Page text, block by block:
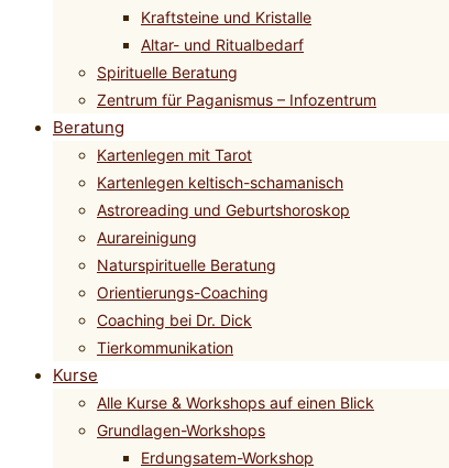
Kraftsteine und Kristalle
Altar- und Ritualbedarf
Spirituelle Beratung
Zentrum für Paganismus – Infozentrum
Beratung
Kartenlegen mit Tarot
Kartenlegen keltisch-schamanisch
Astroreading und Geburtshoroskop
Aurareinigung
Naturspirituelle Beratung
Orientierungs-Coaching
Coaching bei Dr. Dick
Tierkommunikation
Kurse
Alle Kurse & Workshops auf einen Blick
Grundlagen-Workshops
Erdungsatem-Workshop